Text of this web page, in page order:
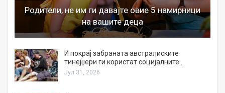
Родители, не им ги давајте овие 5 намирници
на вашите деца
И покрај забраната австралиските
тинејџери ги користат социјалните…
Јул 31, 2026